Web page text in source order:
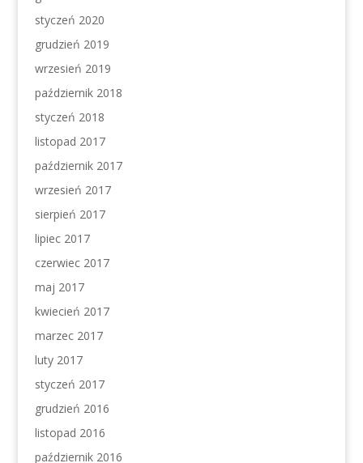
styczeń 2020
grudzień 2019
wrzesień 2019
październik 2018
styczeń 2018
listopad 2017
październik 2017
wrzesień 2017
sierpień 2017
lipiec 2017
czerwiec 2017
maj 2017
kwiecień 2017
marzec 2017
luty 2017
styczeń 2017
grudzień 2016
listopad 2016
październik 2016